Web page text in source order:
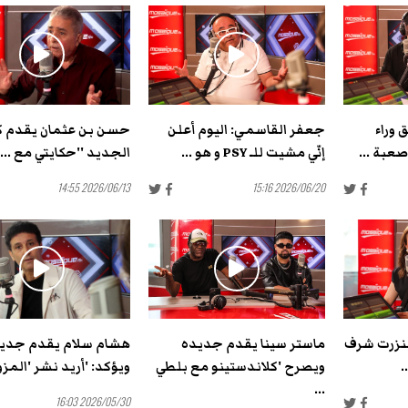
وراء
صعبة ...
جعفر القاسمي: اليوم أعلن
إنّي مشيت للـ PSY و هو ...
2026/06/20 15:16
حسن بن عثمان يقدم
الجديد ''حكايتي مع ...
2026/06/13 14:55
شرف
ماستر سينا يقدم جديده
ويصرح 'كلاندستينو مع بلطي
...
هشام سلام يقدم
ويؤكد: 'أريد نشر
2026/05/30 16:03